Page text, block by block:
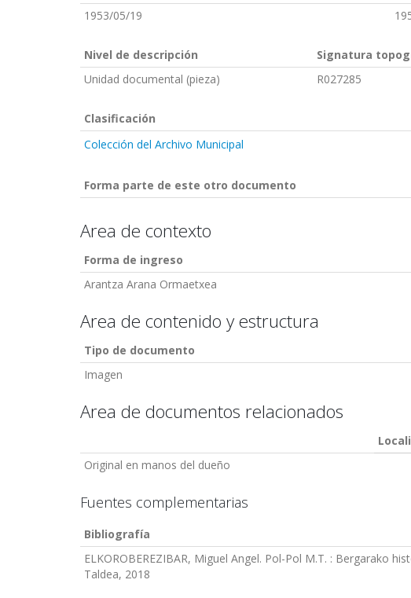
1953/05/19
Nivel de descripción Signatura
Unidad documental (pieza)
R027285
Clasificación
Colección del Archivo Municipal
Forma parte de este otro documento
Area de contexto
Forma de ingreso
Arantza Arana Ormaetxea
Area de contenido y estructura
Tipo de documento
Imagen
Area de documentos relacionados
Original en manos del dueño
Fuentes complementarias
Bibliografía
ELKOROBEREZIBAR, Miguel Angel. Pol-Pol M.T. : Bergarako
Taldea, 2018